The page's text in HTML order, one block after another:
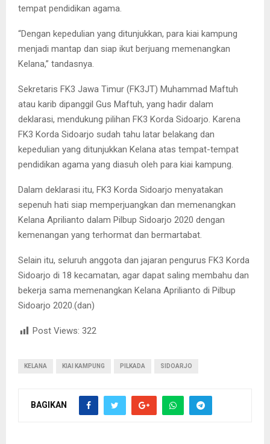
tempat pendidikan agama.
“Dengan kepedulian yang ditunjukkan, para kiai kampung
menjadi mantap dan siap ikut berjuang memenangkan
Kelana,” tandasnya.
Sekretaris FK3 Jawa Timur (FK3JT) Muhammad Maftuh
atau karib dipanggil Gus Maftuh, yang hadir dalam
deklarasi, mendukung pilihan FK3 Korda Sidoarjo. Karena
FK3 Korda Sidoarjo sudah tahu latar belakang dan
kepedulian yang ditunjukkan Kelana atas tempat-tempat
pendidikan agama yang diasuh oleh para kiai kampung.
Dalam deklarasi itu, FK3 Korda Sidoarjo menyatakan
sepenuh hati siap memperjuangkan dan memenangkan
Kelana Aprilianto dalam Pilbup Sidoarjo 2020 dengan
kemenangan yang terhormat dan bermartabat.
Selain itu, seluruh anggota dan jajaran pengurus FK3 Korda
Sidoarjo di 18 kecamatan, agar dapat saling membahu dan
bekerja sama memenangkan Kelana Aprilianto di Pilbup
Sidoarjo 2020.(dan)
Post Views: 322
KELANA KIAI KAMPUNG PILKADA SIDOARJO
BAGIKAN